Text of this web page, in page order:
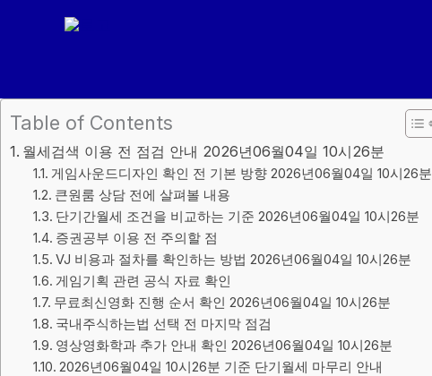
건
너
Table of Contents
월세검색 이용 전 점검 안내 2026년06월04일 10시26분
게임사운드디자인 확인 전 기본 방향 2026년06월04일 10시26분
큰원룸 상담 전에 살펴볼 내용
단기간월세 조건을 비교하는 기준 2026년06월04일 10시26분
증권공부 이용 전 주의할 점
VJ 비용과 절차를 확인하는 방법 2026년06월04일 10시26분
게임기획 관련 공식 자료 확인
무료최신영화 진행 순서 확인 2026년06월04일 10시26분
국내주식하는법 선택 전 마지막 점검
영상영화학과 추가 안내 확인 2026년06월04일 10시26분
2026년06월04일 10시26분 기준 단기월세 마무리 안내